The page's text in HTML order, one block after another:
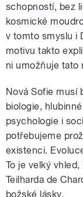
schopností, bez
kosmické
v tomto smyslu i
motivu takto
ni umožňuje tato
Nová Sofie musí
biologie,
psychologie i
potřebujeme
existenci.
To je velký
Teilharda de
božské lásky.